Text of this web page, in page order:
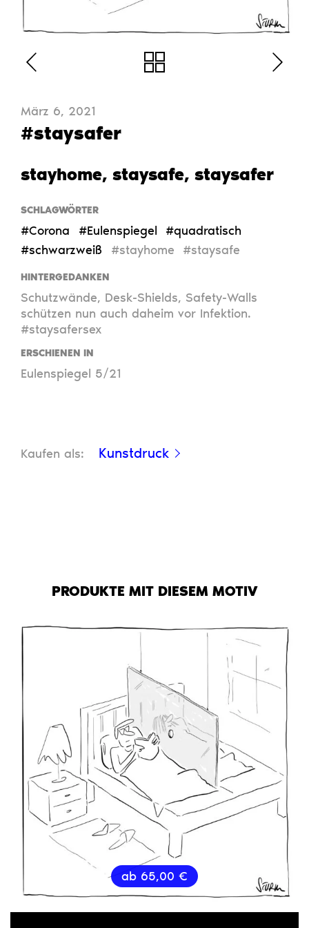
März 6, 2021
#staysafer
stayhome, staysafe, staysafer
SCHLAGWÖRTER
#Corona #Eulenspiegel
#quadratisch
#schwarzweiß
#stayhome #staysafe
HINTERGEDANKEN
Schutzwände, Desk-Shields, Safety-Walls
schützen nun auch daheim vor Infektion.
#staysafersex
ERSCHIENEN IN
Eulenspiegel 5/21
Kaufen als: Kunstdruck
PRODUKTE MIT DIESEM MOTIV
ab 65,00 €